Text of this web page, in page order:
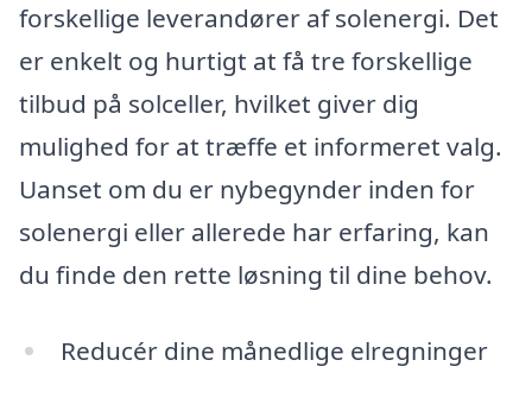
forskellige leverandører af solenergi. Det
er enkelt og hurtigt at få tre forskellige
tilbud på solceller, hvilket giver dig
mulighed for at træffe et informeret valg.
Uanset om du er nybegynder inden for
solenergi eller allerede har erfaring, kan
du finde den rette løsning til dine behov.
Reducér dine månedlige elregninger